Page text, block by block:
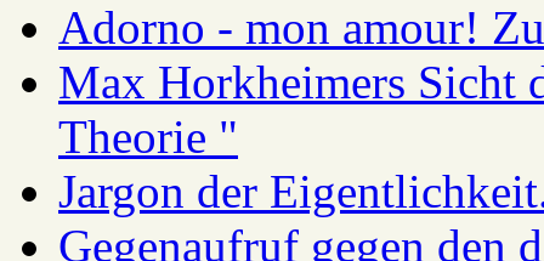
Adorno - mon amour!
Max Horkheimers Sicht
Theorie "
Jargon der
Gegenaufruf gegen den